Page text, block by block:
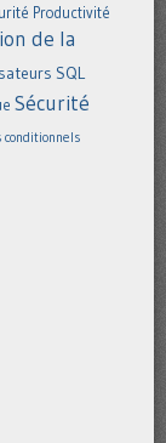
Productivité
de la
SQL
Sécurité
conditionnels